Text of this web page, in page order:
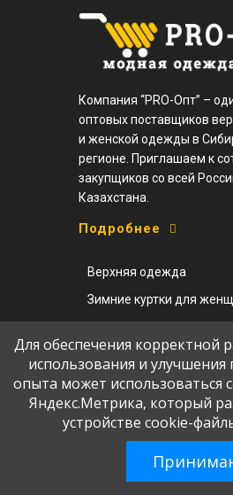
Компания “PRO-Опт” –
оптовых поставщиков
и женской одежды в
регионе. Приглашаем к
закупщиков со всей
Казахстана.
Подробнее
Верхняя одежда
Зимние куртки для
Верхняя мужская
Зимние пальто
Куртки из
Для обеспечения корректной
использования и улучшения
опыта может использоваться
Яндекс.Метрика, который
устройстве cookie-